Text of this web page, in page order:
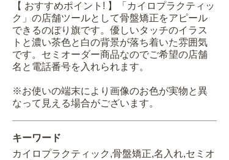
【 おすすめポイント! 】「カイロプラクティッ
ク」の店舗ツールとして骨盤矯正をアピール
できるのぼり旗です。優しいタッチのイラス
トと濃い茶色と白の背景が落ち着いた雰囲気
です。セミオーダー商品なのでご希望の店舗
名と電話番号を入れられます。
※お使いの端末により画像のお色が実物と異
なって見える場合がございます。
キーワード
カイロプラクティック,骨盤矯正,名入れ,セミオ